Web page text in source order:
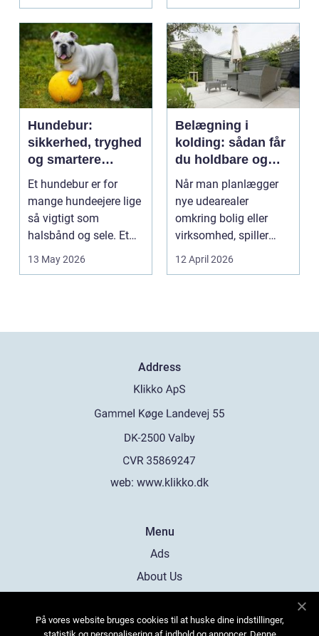
Hundebur:
sikkerhed, tryghed
og smartere
hverdag med hund
Et hundebur er for
mange hundeejere lige
så vigtigt som
halsbånd og sele. Et
godt bur gi...
13 May 2026
Belægning i
kolding: sådan får
du holdbare og
flotte udearealer
Når man planlægger
nye udearealer
omkring bolig eller
virksomhed, spiller
belægningen en helt
centra...
12 April 2026
Address
web: www.klikko.dk
Menu
Ads
About Us
Contact
På vores website bruges cookies til at huske dine indstillinger,